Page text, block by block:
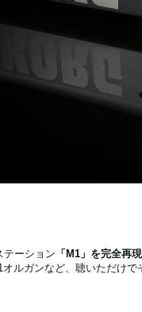
テーション 「M1」を完全再
ルガンなど、聴いただけ